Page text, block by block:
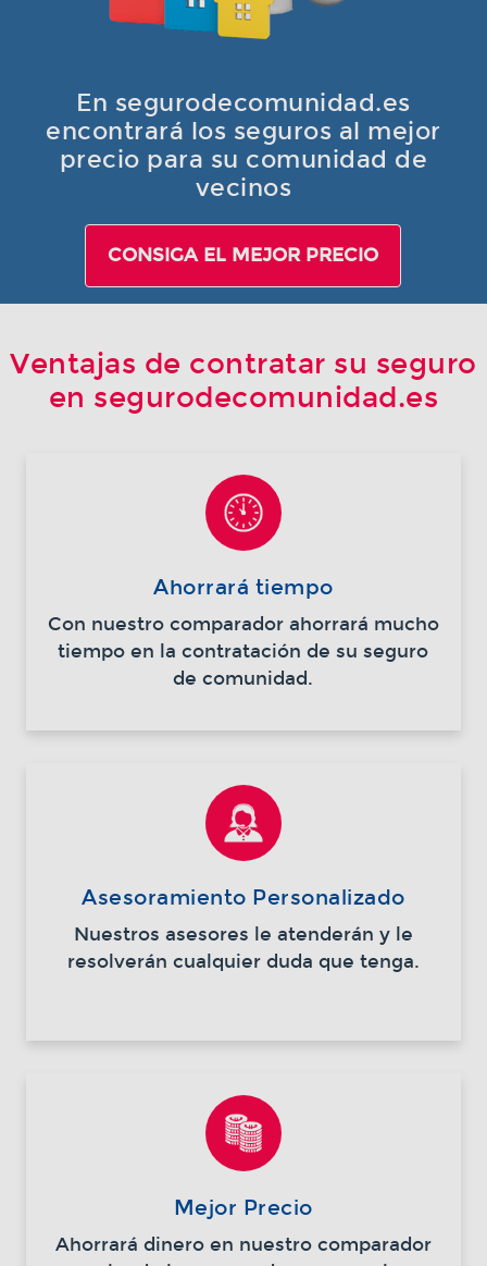
En segurodecomunidad.es
encontrará los seguros al mejor
precio para su comunidad de
vecinos
CONSIGA EL MEJOR PRECIO
Ventajas de contratar su seguro
en segurodecomunidad.es
Ahorrará tiempo
Con nuestro comparador ahorrará mucho
tiempo en la contratación de su seguro
de comunidad.
Asesoramiento Personalizado
Nuestros asesores le atenderán y le
resolverán cualquier duda que tenga.
Mejor Precio
Ahorrará dinero en nuestro comparador